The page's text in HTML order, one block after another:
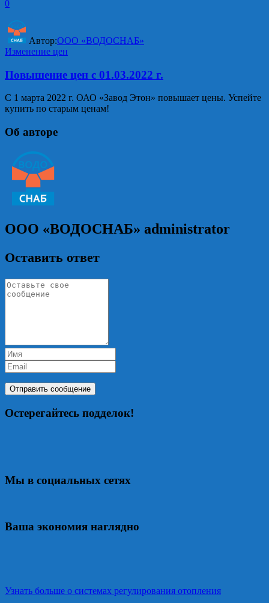
0
Автор:ООО «ВОДОСНАБ»
Изменение цен
Повышение цен с 01.03.2022 г.
С 1 марта 2022 г. ОАО «Завод Этон» повышает цены. Успейте
купить по старым ценам!
Об авторе
ООО «ВОДОСНАБ» administrator
Оставить ответ
Остерегайтесь подделок!
Мы в социальных сетях
Ваша экономия наглядно
Узнать больше о системах регулирования отопления